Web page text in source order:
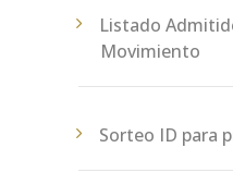
Listado
Movimiento
Sorteo ID para